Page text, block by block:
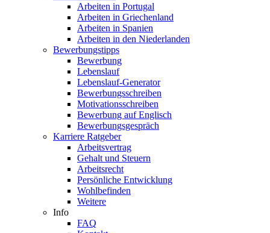
Arbeiten in Portugal
Arbeiten in Griechenland
Arbeiten in Spanien
Arbeiten in den Niederlanden
Bewerbungstipps
Bewerbung
Lebenslauf
Lebenslauf-Generator
Bewerbungsschreiben
Motivationsschreiben
Bewerbung auf Englisch
Bewerbungsgespräch
Karriere Ratgeber
Arbeitsvertrag
Gehalt und Steuern
Arbeitsrecht
Persönliche Entwicklung
Wohlbefinden
Weitere
Info
FAQ